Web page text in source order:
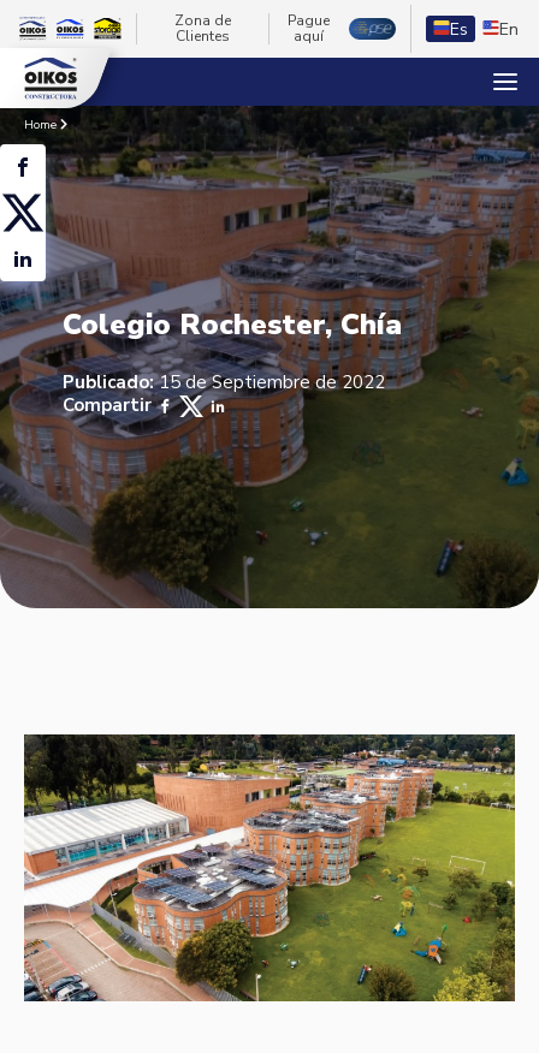
Zona de
Clientes
Pague
aquí
Es En
Home
Colegio Rochester, Chía
Publicado:15 de Septiembre de 2022
Compartir